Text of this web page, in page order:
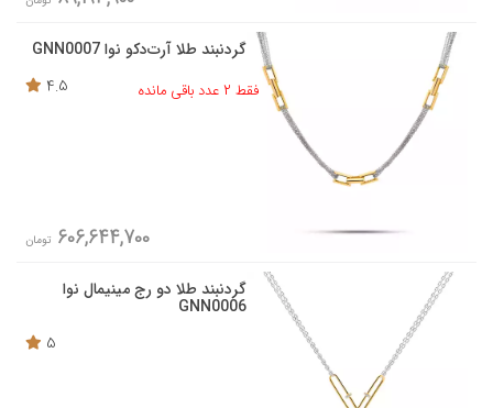
گردنبند طلا آرت‌دکو نوا GNN0007
فقط 2 عدد باقی مانده
4.5
606,644,700 تومان
گردنبند طلا دو رج مینیمال نوا
GNN0006
5